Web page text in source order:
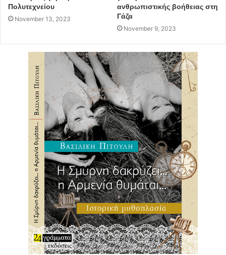
Πολυτεχνείου
November 13, 2023
ανθρωπιστικής βοήθειας στη
Γάζα
November 9, 2023